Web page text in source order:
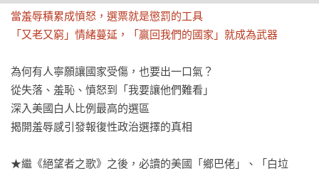
當羞辱積累成憤怒，選票就是懲罰的工具
「又老又窮」情緒蔓延，「贏回我們的國家」就成為武器
為何有人寧願讓國家受傷，也要出一口氣？
從失落、羞恥、憤怒到「我要讓他們難看」
深入美國白人比例最高的選區
揭開羞辱感引發報復性政治選擇的真相
★繼《絕望者之歌》之後，必讀的美國「鄉巴佬」、「白垃